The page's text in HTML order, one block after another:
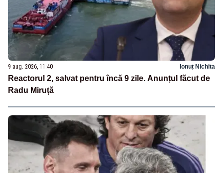
9 aug. 2026, 11:40 Ionuț Nichita
Reactorul 2, salvat pentru încă 9 zile. Anunțul făcut de
Radu Miruță